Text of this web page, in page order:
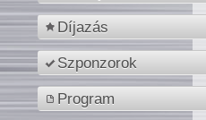
Díjazás
Szponzorok
Program